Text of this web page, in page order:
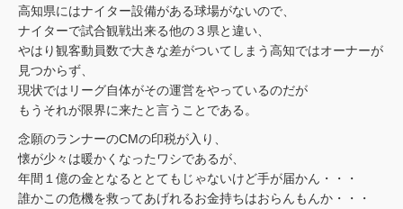
高知県にはナイター設備がある球場がないので、
ナイターで試合観戦出来る他の３県と違い、
やはり観客動員数で大きな差がついてしまう高知ではオーナーが
見つからず、
現状ではリーグ自体がその運営をやっているのだが
もうそれが限界に来たと言うことである。
念願のランナーのCMの印税が入り、
懐が少々は暖かくなったワシであるが、
年間１億の金となるととてもじゃないけど手が届かん・・・
誰かこの危機を救ってあげれるお金持ちはおらんもんか・・・